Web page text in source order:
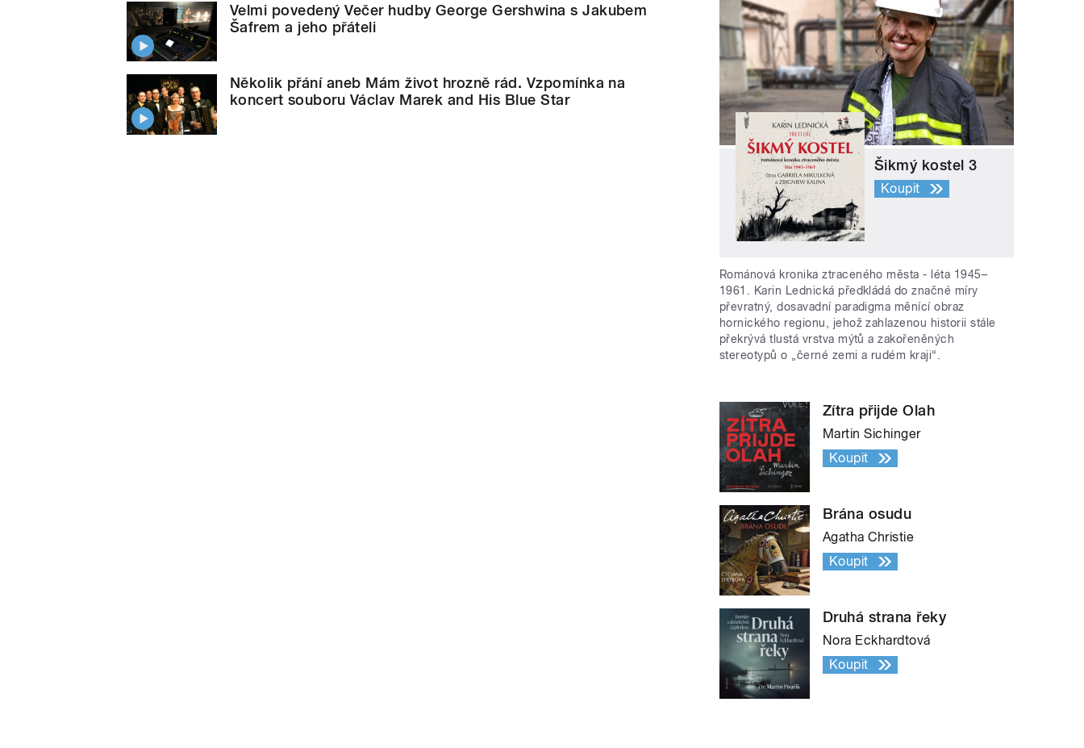
Velmi povedený Večer hudby George Gershwina s Jakubem
Šafrem a jeho přáteli
Několik přání aneb Mám život hrozně rád. Vzpomínka na
koncert souboru Václav Marek and His Blue Star
Šikmý kostel 3
Koupit
Románová kronika ztraceného města - léta 1945–
1961. Karin Lednická předkládá do značné míry
převratný, dosavadní paradigma měnící obraz
hornického regionu, jehož zahlazenou historii stále
překrývá tlustá vrstva mýtů a zakořeněných
stereotypů o „černé zemi a rudém kraji“.
Zítra přijde Olah
Martin Sichinger
Koupit
Brána osudu
Agatha Christie
Koupit
Druhá strana řeky
Nora Eckhardtová
Koupit